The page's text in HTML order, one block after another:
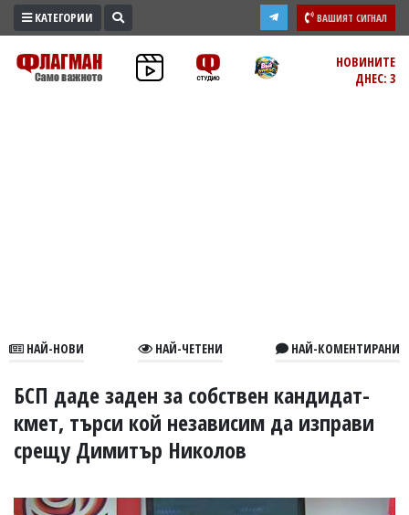
ПРОМО
ЗОНА
В
УКРАЙНА
СПОРТ
РАЗСЛЕДВАНЕ
БИЗНЕС
КАТЕГОРИИ ВАШИЯТ СИГНАЛ
НОВИНИТЕ
ДНЕС: 3
НАЙ-НОВИ НАЙ-ЧЕТЕНИ НАЙ-КОМЕНТИРАНИ
БСП даде заден за собствен кандидат-
кмет, търси кой независим да изправи
срещу Димитър Николов